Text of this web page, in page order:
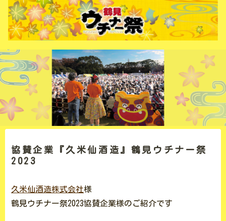
協賛企業『久米仙酒造』鶴見ウチナー祭
2023
久米仙酒造株式会社様
鶴見ウチナー祭2023協賛企業様のご紹介です